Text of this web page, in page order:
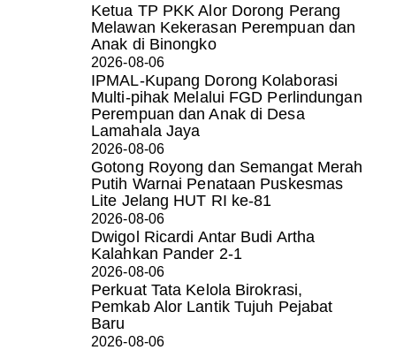
Ketua TP PKK Alor Dorong Perang
Melawan Kekerasan Perempuan dan
Anak di Binongko
2026-08-06
IPMAL-Kupang Dorong Kolaborasi
Multi-pihak Melalui FGD Perlindungan
Perempuan dan Anak di Desa
Lamahala Jaya
2026-08-06
Gotong Royong dan Semangat Merah
Putih Warnai Penataan Puskesmas
Lite Jelang HUT RI ke-81
2026-08-06
Dwigol Ricardi Antar Budi Artha
Kalahkan Pander 2-1
2026-08-06
Perkuat Tata Kelola Birokrasi,
Pemkab Alor Lantik Tujuh Pejabat
Baru
2026-08-06